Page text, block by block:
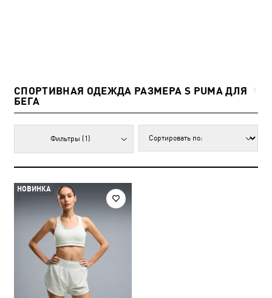
СПОРТИВНАЯ ОДЕЖДА РАЗМЕРА S PUMA ДЛЯ
БЕГА
1
Фильтры (1)
НОВИНКА